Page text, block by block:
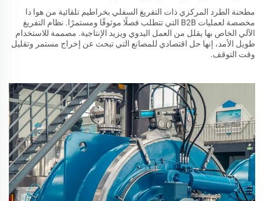
مطحنة الطرد المركزي ذات التفريغ السفلي بخراطيم تلقائية من هوا دا
مخصصة لعمليات B2B التي تتطلب فصلًا موثوقًا ومستمرًا. نظام التفريغ
الآلي الخاص بها يقلل من العمل اليدوي ويزيد الإنتاجية. مصممة للاستخدام
طويل الأمد، إنها حل اقتصادي للمصانع التي تبحث عن إخراج مستمر وتقليل
وقت التوقف.